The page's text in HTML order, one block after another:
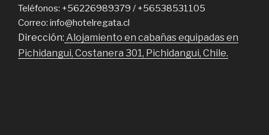
Teléfonos: +56226989379 / +56538531105
Correo: info@hotelregata.cl
Dirección: Alojamiento en cabañas equipadas en
Pichidangui, Costanera 301, Pichidangui, Chile.